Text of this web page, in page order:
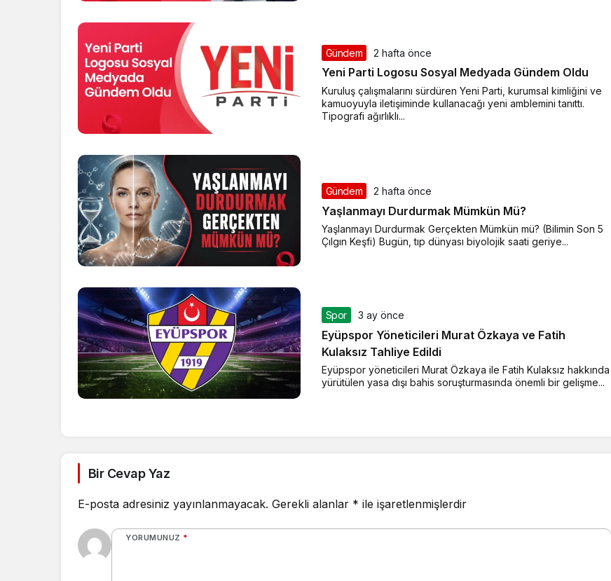
Gündem 2 hafta önce
Yeni Parti Logosu Sosyal Medyada Gündem Oldu
Kuruluş çalışmalarını sürdüren Yeni Parti, kurumsal kimliğini ve
kamuoyuyla iletişiminde kullanacağı yeni amblemini tanıttı.
Tipografi ağırlıklı...
Gündem 2 hafta önce
Yaşlanmayı Durdurmak Mümkün Mü?
Yaşlanmayı Durdurmak Gerçekten Mümkün mü? (Bilimin Son 5
Çılgın Keşfi) Bugün, tıp dünyası biyolojik saati geriye...
Spor 3 ay önce
Eyüpspor Yöneticileri Murat Özkaya ve Fatih
Kulaksız Tahliye Edildi
Eyüpspor yöneticileri Murat Özkaya ile Fatih Kulaksız hakkında
yürütülen yasa dışı bahis soruşturmasında önemli bir gelişme...
Bir Cevap Yaz
E-posta adresiniz yayınlanmayacak. Gerekli alanlar * ile işaretlenmişlerdir
YORUMUNUZ *